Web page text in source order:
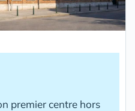
premier centre hors